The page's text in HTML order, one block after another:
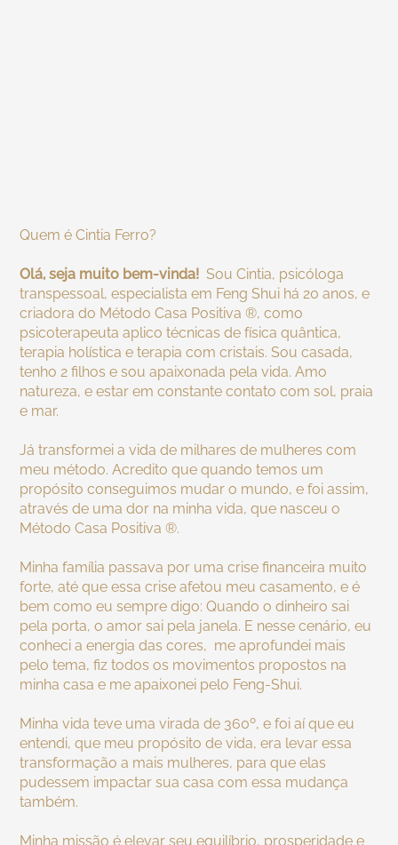
Quem é Cintia Ferro?
Olá, seja muito bem-vinda! Sou Cintia, psicóloga
transpessoal, especialista em Feng Shui há 20 anos, e
criadora do Método Casa Positiva ®, como
psicoterapeuta aplico técnicas de física quântica,
terapia holística e terapia com cristais. Sou casada,
tenho 2 filhos e sou apaixonada pela vida. Amo
natureza, e estar em constante contato com sol, praia
e mar.
Já transformei a vida de milhares de mulheres com
meu método. Acredito que quando temos um
propósito conseguimos mudar o mundo, e foi assim,
através de uma dor na minha vida, que nasceu o
Método Casa Positiva ®.
Minha família passava por uma crise financeira muito
forte, até que essa crise afetou meu casamento, e é
bem como eu sempre digo: Quando o dinheiro sai
pela porta, o amor sai pela janela. E nesse cenário, eu
conheci a energia das cores, me aprofundei mais
pelo tema, fiz todos os movimentos propostos na
minha casa e me apaixonei pelo Feng-Shui.
Minha vida teve uma virada de 360º, e foi aí que eu
entendi, que meu propósito de vida, era levar essa
transformação a mais mulheres, para que elas
pudessem impactar sua casa com essa mudança
também.
Minha missão é elevar seu equilíbrio, prosperidade e